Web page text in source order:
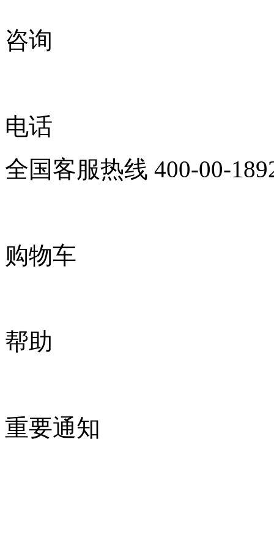
咨询
电话
全国客服热线 400-00-
购物车
帮助
重要通知